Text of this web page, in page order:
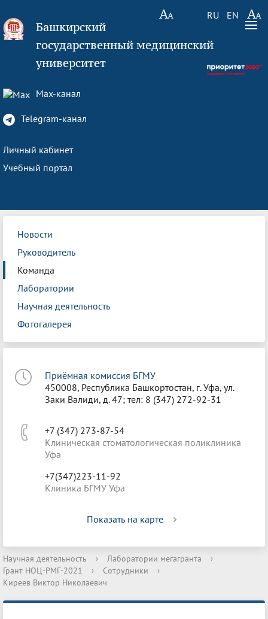
RU EN
Башкирский
государственный медицинский
университет
Max-канал
Telegram-канал
Личный кабинет
Учебный портал
Новости
Руководитель
Команда
Лаборатории
Научная деятельность
Фотогалерея
Приёмная комиссия БГМУ
450008, Республика Башкортостан, г. Уфа, ул.
Заки Валиди, д. 47; тел: 8 (347) 272-92-31
+7 (347) 273-87-54
Клиническая стоматологическая поликлиника
Уфа
+7(347)223-11-92
Клиника БГМУ Уфа
Показать на карте
Научная деятельность › Лаборатории мегагранта
›
Грант НОЦ-РМГ-2021
› Сотрудники
›
Киреев Виктор Николаевич